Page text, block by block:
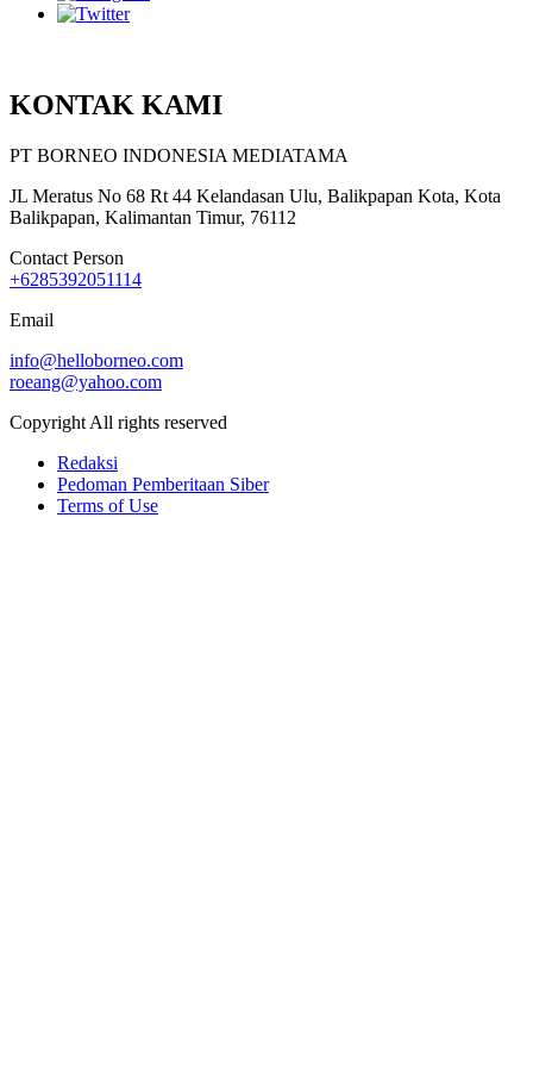
KONTAK KAMI
PT BORNEO INDONESIA MEDIATAMA
JL Meratus No 68 Rt 44 Kelandasan Ulu, Balikpapan Kota, Kota
Balikpapan, Kalimantan Timur, 76112
Contact Person
+6285392051114
Email
info@helloborneo.com
roeang@yahoo.com
Copyright All rights reserved
Redaksi
Pedoman Pemberitaan Siber
Terms of Use